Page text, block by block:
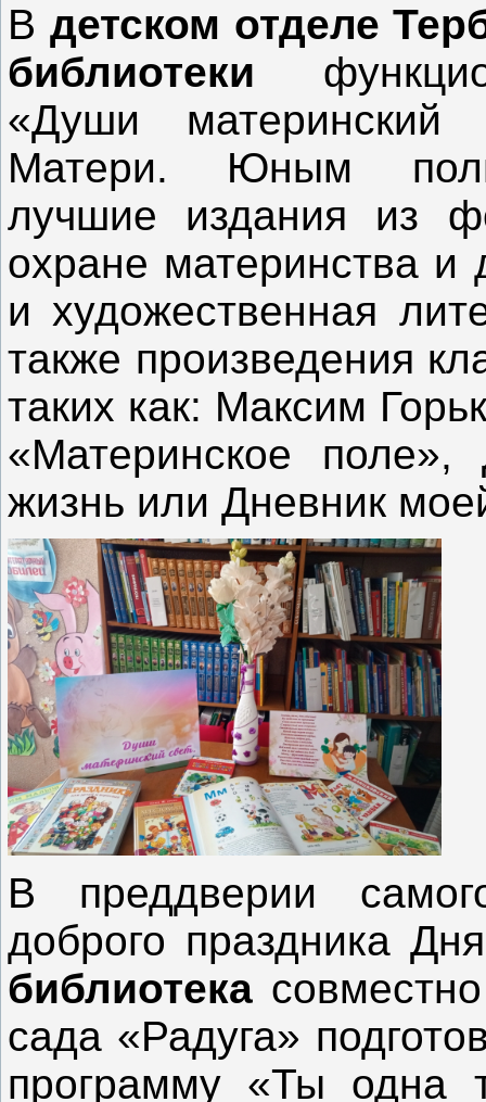
В детском отделе
библиотеки
«Души
Матери. Юным
лучшие издания из
охране материнства и
и художественная
также произведения
таких как: Максим
«Материнское
жизнь или Дневник
В преддверии
доброго праздника
библиотека
сада «Радуга»
программу «Ты одна